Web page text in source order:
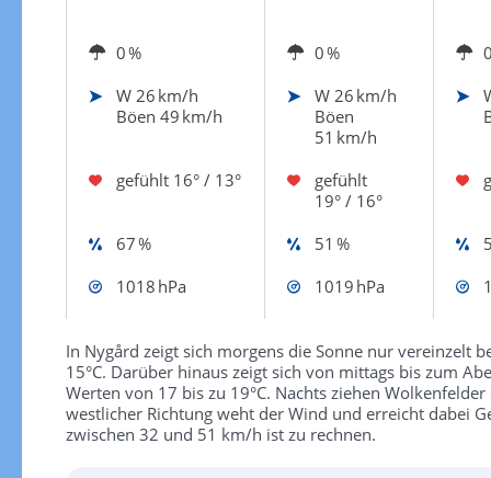
0 % 0 %
W 26 km/h
Böen 49 km/h
W 26 km/h
Böen
51 km/h
gefühlt 16° / 13°
gefühlt
19° / 16°
67 %
51 %
1018 hPa
1019 hPa
In Nygård zeigt sich morgens die Sonne nur vereinzelt
15°C. Darüber hinaus zeigt sich von mittags bis zum
Werten von 17 bis zu 19°C. Nachts ziehen
westlicher Richtung weht der Wind und erreicht dabei
zwischen 32 und 51 km/h ist zu rechnen.